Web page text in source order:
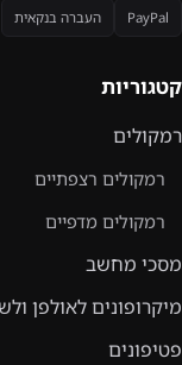
PayPal העברה בנקאית
קטגוריות
רמקולים
רמקולים רצפתיים
רמקולים מדפיים
מסכי מחשב
מיקרופונים לאולפן
פטיפונים